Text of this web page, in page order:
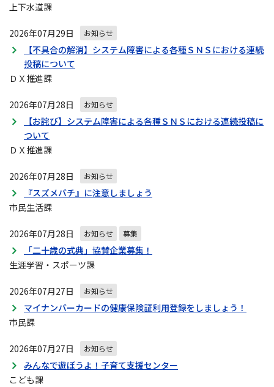
上下水道課
2026年07月29日 お知らせ
【不具合の解消】システム障害による各種ＳＮＳにおける連続
投稿について
ＤＸ推進課
2026年07月28日 お知らせ
【お詫び】システム障害による各種ＳＮＳにおける連続投稿に
ついて
ＤＸ推進課
2026年07月28日 お知らせ
『スズメバチ』に注意しましょう
市民生活課
2026年07月28日 お知らせ 募集
「二十歳の式典」協賛企業募集！
生涯学習・スポーツ課
2026年07月27日 お知らせ
マイナンバーカードの健康保険証利用登録をしましょう！
市民課
2026年07月27日 お知らせ
みんなで遊ぼうよ！子育て支援センター
こども課